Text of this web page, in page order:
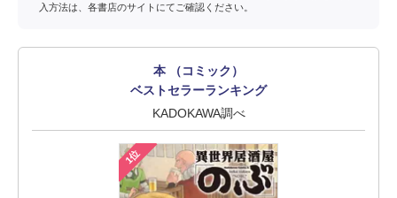
入方法は、各書店のサイトにてご確認ください。
本 （コミック）
ベストセラーランキング
KADOKAWA調べ
1位